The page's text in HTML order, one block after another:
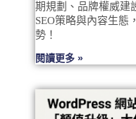
期規劃、品牌權威建
SEO策略與內容生態
勢！
閱讀更多 »